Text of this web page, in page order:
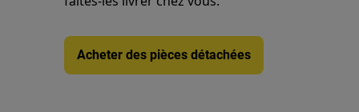
Acheter des pièces détachées